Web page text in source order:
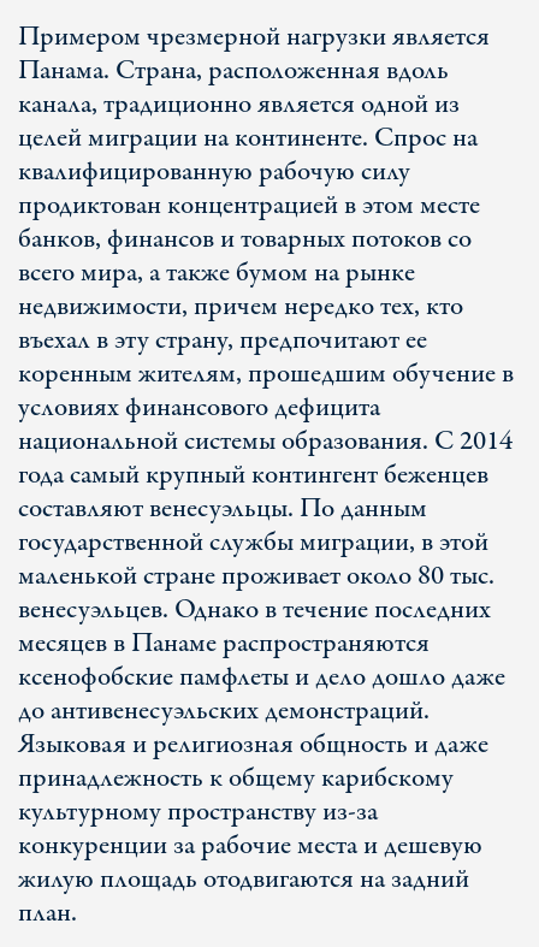
Примером чрезмерной нагрузки является
Панама. Страна, расположенная вдоль
канала, традиционно является одной из
целей миграции на континенте. Спрос на
квалифицированную рабочую силу
продиктован концентрацией в этом месте
банков, финансов и товарных потоков со
всего мира, а также бумом на рынке
недвижимости, причем нередко тех, кто
въехал в эту страну, предпочитают ее
коренным жителям, прошедшим обучение в
условиях финансового дефицита
национальной системы образования. С 2014
года самый крупный контингент беженцев
составляют венесуэльцы. По данным
государственной службы миграции, в этой
маленькой стране проживает около 80 тыс.
венесуэльцев. Однако в течение последних
месяцев в Панаме распространяются
ксенофобские памфлеты и дело дошло даже
до антивенесуэльских демонстраций.
Языковая и религиозная общность и даже
принадлежность к общему карибскому
культурному пространству из-за
конкуренции за рабочие места и дешевую
жилую площадь отодвигаются на задний
план.